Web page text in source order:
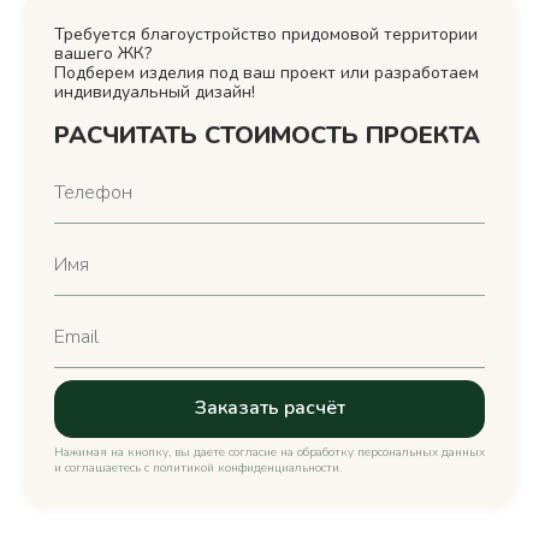
Требуется благоустройство придомовой территории
вашего ЖК?
Подберем изделия под ваш проект или разработаем
индивидуальный дизайн!
РАСЧИТАТЬ СТОИМОСТЬ ПРОЕКТА
Нажимая на кнопку, вы даете согласие на обработку персональных данных
и соглашаетесь c политикой конфиденциальности.